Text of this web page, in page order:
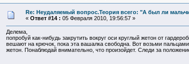
Re: Неудаляемый вопрос.Теория всего: "А был ли
« Ответ #14 : 05 Февраля 2010, 19:56:57 »
Делема,
попробуй как-нибудь закрутить вокруг оси круглый жетон от
вешают на крючок, пока эта вашалка свободна. Вот возьми
жетон. Понаблюдай внимательно, что произойдет. Следи за